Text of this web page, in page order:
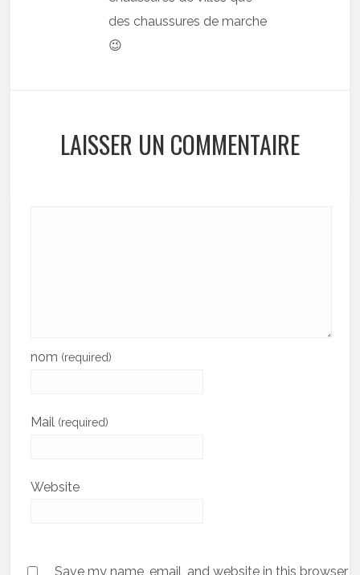
des chaussures de marche
😉
LAISSER UN COMMENTAIRE
nom (required)
Mail (required)
Website
Save my name, email, and website in this browser